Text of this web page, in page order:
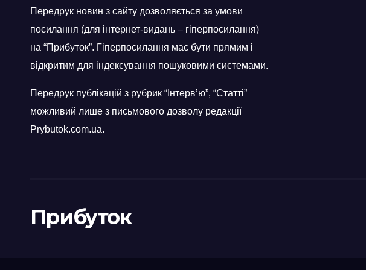
Передрук новин з сайту дозволяється за умови
посилання (для інтернет-видань – гіперпосилання)
на “Прибуток”. Гіперпосилання має бути прямим і
відкритим для індексування пошуковими системами.
Передрук публікацій з рубрик “Інтерв’ю”, “Статті”
можливий лише з письмового дозволу редакції
Prybutok.com.ua.
Прибуток